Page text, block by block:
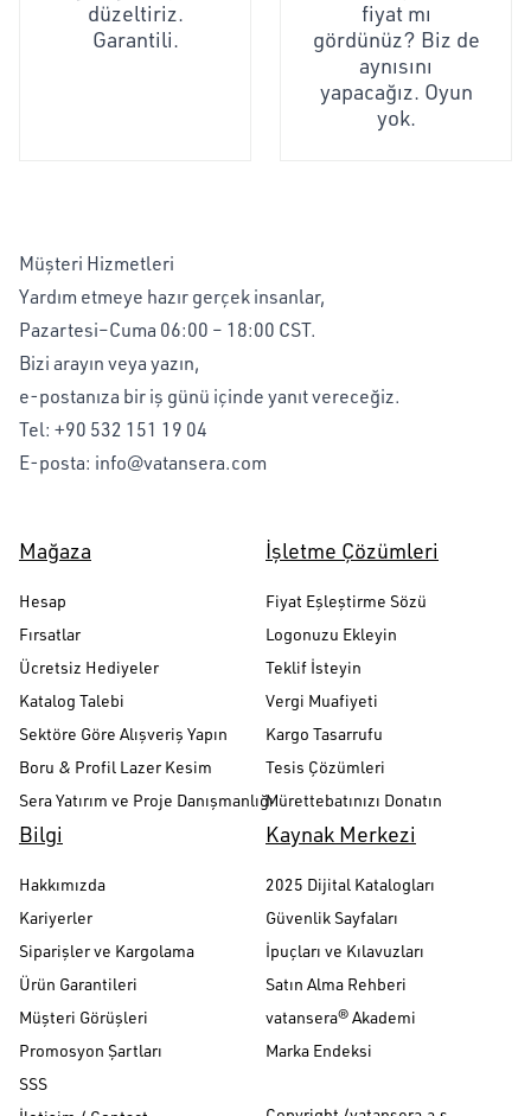
düzeltiriz.
Garantili.
fiyat mı
gördünüz? Biz de
aynısını
yapacağız. Oyun
yok.
Müşteri Hizmetleri
Yardım etmeye hazır gerçek insanlar,
Pazartesi–Cuma 06:00 – 18:00 CST.
Bizi arayın veya yazın,
e-postanıza bir iş günü içinde yanıt vereceğiz.
Tel: +90 532 151 19 04
E-posta: info@vatansera.com
Mağaza
Hesap
Fırsatlar
Ücretsiz Hediyeler
Katalog Talebi
Sektöre Göre Alışveriş Yapın
Boru & Profil Lazer Kesim
Sera Yatırım ve Proje Danışmanlığı
İşletme Çözümleri
Fiyat Eşleştirme Sözü
Logonuzu Ekleyin
Teklif İsteyin
Vergi Muafiyeti
Kargo Tasarrufu
Tesis Çözümleri
Mürettebatınızı Donatın
Bilgi
Hakkımızda
Kariyerler
Siparişler ve Kargolama
Ürün Garantileri
Müşteri Görüşleri
Promosyon Şartları
SSS
Kaynak Merkezi
2025 Dijital Katalogları
Güvenlik Sayfaları
İpuçları ve Kılavuzları
Satın Alma Rehberi
vatansera® Akademi
Marka Endeksi